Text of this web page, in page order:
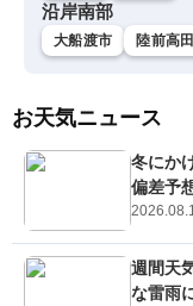
沿岸南部
大船渡市 陸前高
お天気ニュース
冬にか
偏差予
週間天
な雷雨